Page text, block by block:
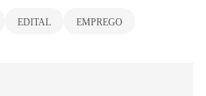
EDITAL EMPREGO